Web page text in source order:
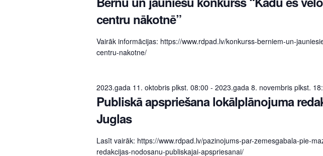
centru nākotnē”
Vairāk informācijas: https://www.rdpad.lv/konkurss-berniem-un-
centru-nakotne/
2023.gada 11. oktobris plkst. 08:00 - 2023.gada 8. novembris plkst.
Publiskā apspriešana lokālplānojuma
Juglas
Lasīt vairāk: https://www.rdpad.lv/pazinojums-par-zemesgabala-pie-
redakcijas-nodosanu-publiskajai-apspriesanai/